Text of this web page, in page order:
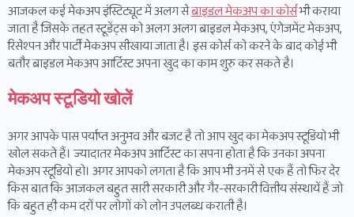
आजकल कई मेकअप इंस्टिट्यूट में अलग सेब्राइडल मेकअप का कोर्सभी कराया
जाता है जिसके तहत स्टूडेंट्स को अलग अलग ब्राइडल मेकअप, एंगेजमेंट मेकअप,
रिसेश्पन और पार्टी मेकअप सीखाया जाता है। इस कोर्स को करने के बाद कोई भी
बतौर ब्राइडल मेकअप आर्टिस्ट अपना खुद का काम शुरु कर सकते है।
मेकअप स्टूडियो खोलें
अगर आपके पास पर्याप्त अनुभव और बजट है तो आप खुद का मेकअप स्टूडियो भी
खोल सकते हैं। ज्यादातर मेकअप आर्टिस्ट का सपना होता है कि उनका अपना
मेकअप स्टूडियो हो। अगर आपको लगता है कि आप भी उनमें से एक हैं तो फिर देर
किस बात कि आजकल बहुत सारी सरकारी और गैर-सरकारी वित्तीय संस्थायें हैं जो
कि बहुत ही कम दरों पर लोगों को लोन उपलब्ध कराती है।